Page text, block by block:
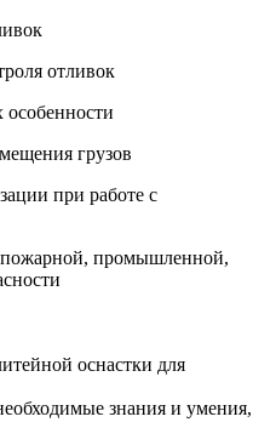
отливок
грузов
при работе с
пожарной, промышленной,
оснастки для
знания и умения,